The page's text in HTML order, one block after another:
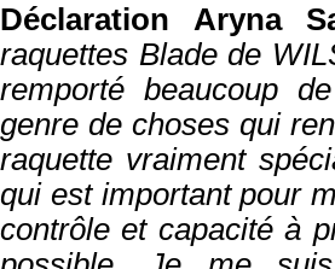
Déclaration Aryna
raquettes Blade de
remporté beaucoup
genre de choses qui
raquette vraiment
qui est important pour
contrôle et capacité à